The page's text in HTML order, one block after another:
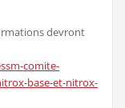
devront
comite-
base-et-nitrox-